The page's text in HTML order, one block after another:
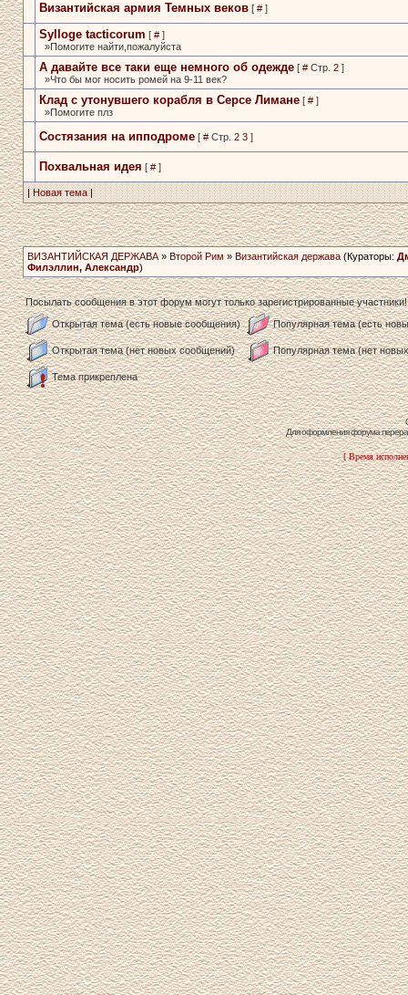
Византийская армия Темных веков[ #]
Sylloge tacticorum [ #]
»Помогите найти,пожалуйста
А давайте все таки еще немного­ об одежде[ #Стр. 2]
»Что бы мог носить ромей на 9-11­ век?
Клад с утонувшего корабля в­ Серсе Лимане[ #]
»Помогите плз
Состязания на ипподроме[ #Стр. 2 3]
Похвальная идея [ #]
| Новая тема|
ВИЗАНТИЙСКАЯ ДЕРЖАВА» Второй Рим » Византийская держава(Кураторы:
Филэллин, Александр)
Посылать сообщения в этот форум могут только зарегистрированные участники!
Открытая тема (есть новые сообщения)
Популярная тема (есть
Открытая тема (нет новых сообщений) Популярная тема (нет
Тема прикреплена
Для оформления форума
[ Время